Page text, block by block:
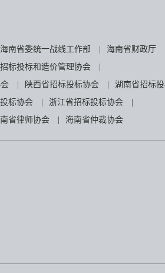
南省委统一战线工作部 海南省财政厅
标投标和造价管理协会
陕西省招标投标协会 湖南省招标
标协会 浙江省招标投标协会
省律师协会 海南省仲裁协会